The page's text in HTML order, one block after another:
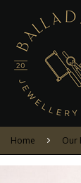
Home Our